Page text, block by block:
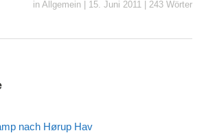
in Allgemein 15. Juni 2011 243 Wörter
nach Hørup Hav